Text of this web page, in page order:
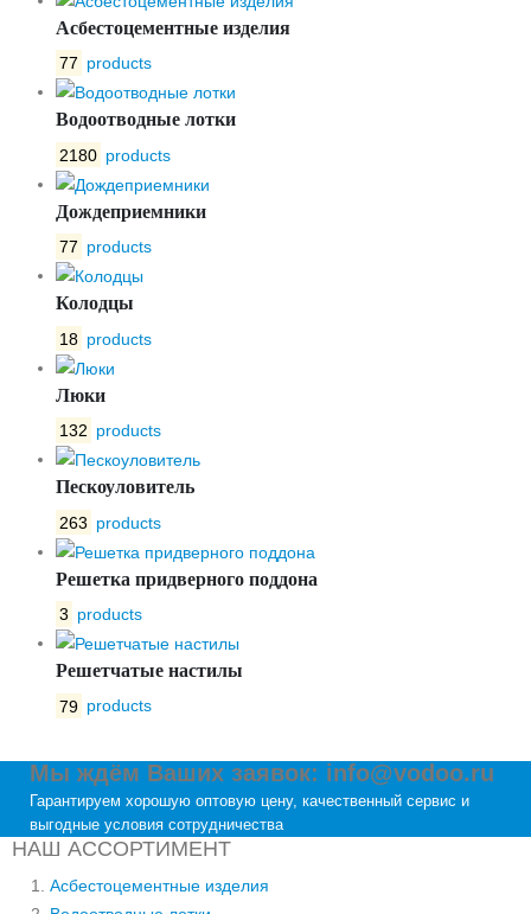
Асбестоцементные изделия
77 products
Водоотводные лотки
2180 products
Дождеприемники
77 products
Колодцы
18 products
Люки
132 products
Пескоуловитель
263 products
Решетка придверного поддона
3 products
Решетчатые настилы
79 products
Мы ждём Ваших заявок: info@vodoo.ru
Гарантируем хорошую оптовую цену, качественный сервис и
выгодные условия сотрудничества
НАШ АССОРТИМЕНТ
Асбестоцементные изделия